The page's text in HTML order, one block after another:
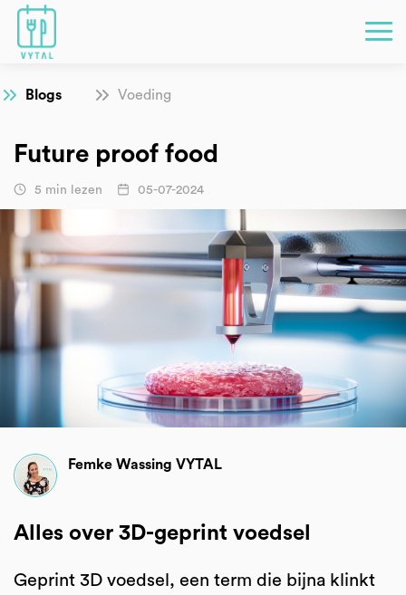
Blogs Voeding
Future proof food
5 min lezen 05-07-2024
Femke Wassing VYTAL
Alles over 3D-geprint voedsel
Geprint 3D voedsel, een term die bijna klinkt